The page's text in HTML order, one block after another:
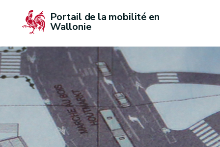
Portail de la mobilité en
Wallonie